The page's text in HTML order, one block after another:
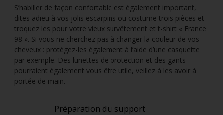
S’habiller de façon confortable est également important,
dites adieu à vos jolis escarpins ou costume trois pièces et
troquez les pour votre vieux survêtement et t-shirt « France
98 ». Si vous ne cherchez pas à changer la couleur de vos
cheveux : protégez-les également à l’aide d’une casquette
par exemple. Des lunettes de protection et des gants
pourraient également vous être utile, veillez à les avoir à
portée de main.
Préparation du support